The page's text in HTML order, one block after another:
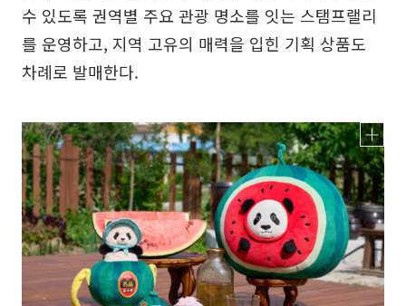
수 있도록 권역별 주요 관광 명소를 잇는 스탬프랠리
를 운영하고, 지역 고유의 매력을 입힌 기획 상품도
차례로 발매한다.